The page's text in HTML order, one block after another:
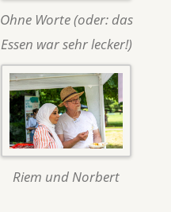
Ohne Worte (oder: das
Essen war sehr lecker!)
Riem und Norbert